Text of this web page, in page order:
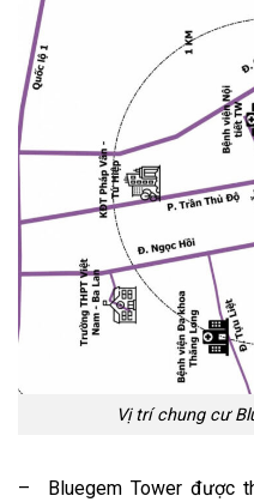
Vị trí chung cư
– Bluegem Tower được